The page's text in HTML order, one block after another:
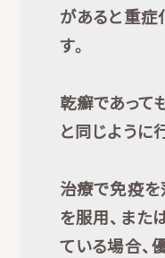
があると重症
す。
乾癬であっ
と同じように
治療で免疫
を服用、また
ている場合、